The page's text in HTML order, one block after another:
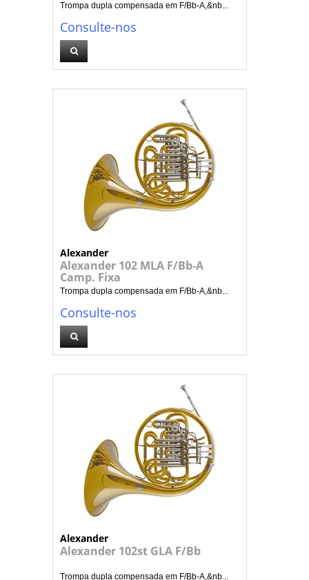
Trompa dupla compensada em F/Bb-A,&nb...
Consulte-nos
Alexander
Alexander 102 MLA F/Bb-A
Camp. Fixa
Trompa dupla compensada em F/Bb-A,&nb...
Consulte-nos
Alexander
Alexander 102st GLA F/Bb
Trompa dupla compensada em F/Bb-A,&nb...